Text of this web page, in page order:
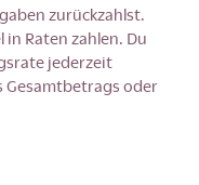
zurückzahlst.
Raten zahlen. Du
jederzeit
Gesamtbetrags oder